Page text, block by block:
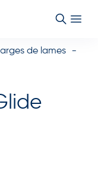
de lames